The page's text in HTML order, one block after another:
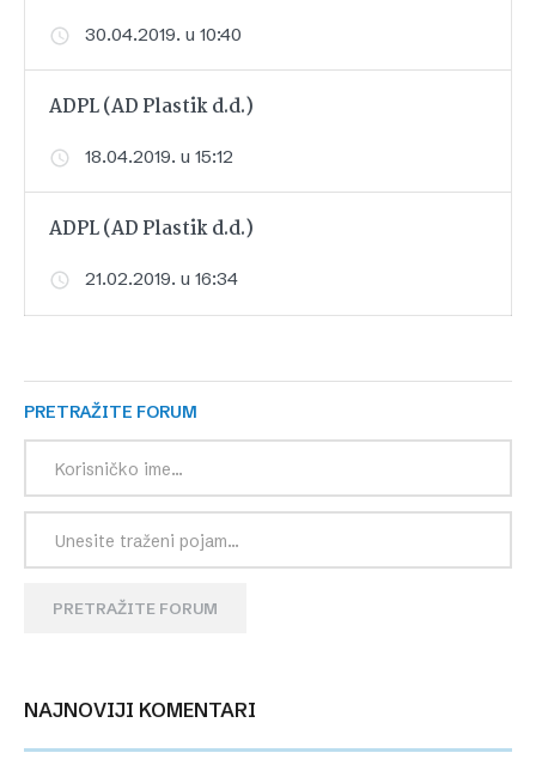
30.04.2019. u 10:40
ADPL (AD Plastik d.d.)
18.04.2019. u 15:12
ADPL (AD Plastik d.d.)
21.02.2019. u 16:34
PRETRAŽITE FORUM
PRETRAŽITE FORUM
NAJNOVIJI KOMENTARI